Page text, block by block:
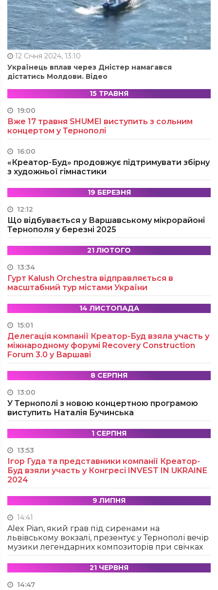
12 Січня 2024, 13:10
Українець вплав через Дністер намагався
дістатись Молдови. Відео
15 ТРАВНЯ
19:00
Вже 17 травня SHUMEI виступить з сольним
концертом у Тернополі
16:00
«Креатор-Буд» продовжує підтримувати збірну
з художньої гімнастики
19 БЕРЕЗНЯ
12:12
Що відбувається у Варшавському мікрорайоні
Тернополя у березні 2025
21 ЛЮТОГО
13:34
Гурт Kalush Orchestra відправляється в
масштабний тур містами України
14 ЛИСТОПАДА
15:01
Делегація компанії Креатор-Буд взяла участь у
міжнародному форумі Recovery Construction
Forum 3.0 у Варшаві
8 СЕРПНЯ
13:00
У Тернополі з новою концертною програмою
виступить Наталія Бучинська
1 СЕРПНЯ
13:53
Ігор Гуда та представники компанії Креатор-
Буд взяли участь у Конгресі INVEST IN UKRAINE
2024
9 ЛИПНЯ
14:41
Alex Pian, який грав під сиренами на
львівському вокзалі, презентує у Тернополі вечір
музики легендарних композиторів при свічках
21 ЧЕРВНЯ
14:47